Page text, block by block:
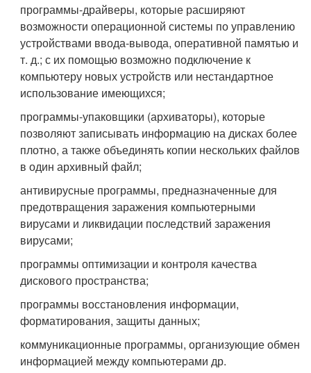
программы-драйверы, которые расширяют
возможности операционной системы по управлению
устройствами ввода-вывода, оперативной памятью и
т. д.; с их помощью возможно подключение к
компьютеру новых устройств или нестандартное
использование имеющихся;
программы-упаковщики (архиваторы), которые
позволяют записывать информацию на дисках более
плотно, а также объединять копии нескольких файлов
в один архивный файл;
антивирусные программы, предназначенные для
предотвращения заражения компьютерными
вирусами и ликвидации последствий заражения
вирусами;
программы оптимизации и контроля качества
дискового пространства;
программы восстановления информации,
форматирования, защиты данных;
коммуникационные программы, организующие обмен
информацией между компьютерами др.